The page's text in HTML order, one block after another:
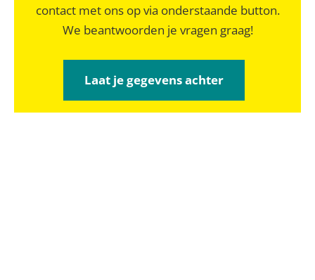
contact met ons op via onderstaande button.
We beantwoorden je vragen graag!
Laat je gegevens achter